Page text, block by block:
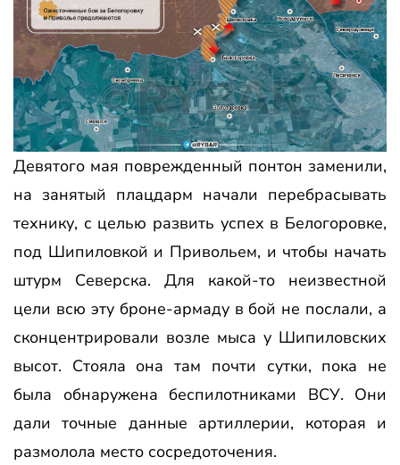
Девятого мая поврежденный понтон заменили,
на занятый плацдарм начали перебрасывать
технику, с целью развить успех в Белогоровке,
под Шипиловкой и Привольем, и чтобы начать
штурм Северска. Для какой-то неизвестной
цели всю эту броне-армаду в бой не послали, а
сконцентрировали возле мыса у Шипиловских
высот. Стояла она там почти сутки, пока не
была обнаружена беспилотниками ВСУ. Они
дали точные данные артиллерии, которая и
размолола место сосредоточения.